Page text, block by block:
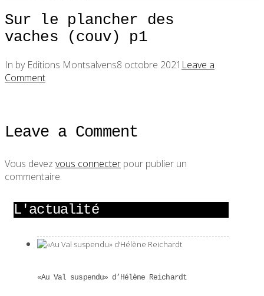
Sur le plancher des
vaches (couv) p1
In by Editions Montsalvens8 octobre 2021 Leave a
Comment
Leave a Comment
Vous devez vous connecter pour publier un
commentaire.
L'actualité
«Au Val suspendu» d’Hélène Reichardt